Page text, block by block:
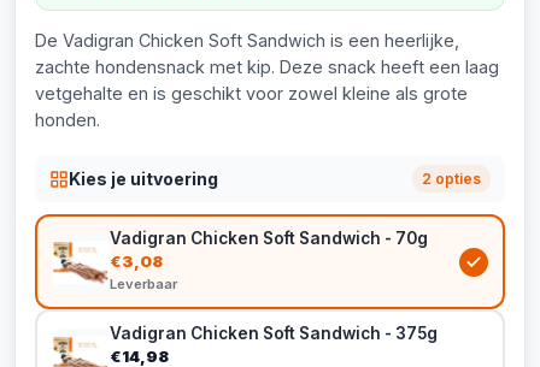
De Vadigran Chicken Soft Sandwich is een heerlijke,
zachte hondensnack met kip. Deze snack heeft een laag
vetgehalte en is geschikt voor zowel kleine als grote
honden.
Kies je uitvoering 2 opties
Vadigran Chicken Soft Sandwich - 70g
€3,08
Leverbaar
Vadigran Chicken Soft Sandwich - 375g
€14,98